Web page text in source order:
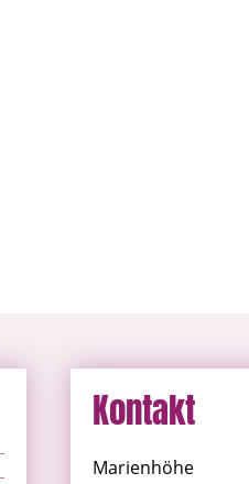
Kontakt
Marienhöhe